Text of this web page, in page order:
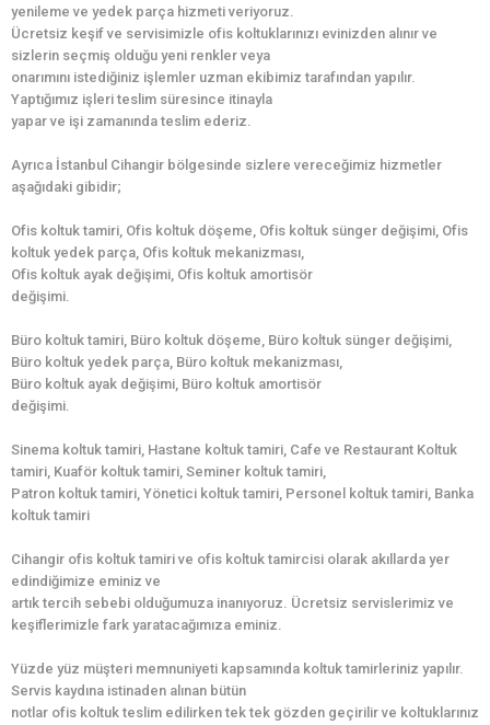
yenileme ve yedek parça hizmeti veriyoruz.
Ücretsiz keşif ve servisimizle ofis koltuklarınızı evinizden alınır ve
sizlerin seçmiş olduğu yeni renkler veya
onarımını istediğiniz işlemler uzman ekibimiz tarafından yapılır.
Yaptığımız işleri teslim süresince itinayla
yapar ve işi zamanında teslim ederiz.
Ayrıca İstanbul Cihangir bölgesinde sizlere vereceğimiz hizmetler
aşağıdaki gibidir;
Ofis koltuk tamiri, Ofis koltuk döşeme, Ofis koltuk sünger değişimi, Ofis
koltuk yedek parça, Ofis koltuk mekanizması,
Ofis koltuk ayak değişimi, Ofis koltuk amortisör
değişimi.
Büro koltuk tamiri, Büro koltuk döşeme, Büro koltuk sünger değişimi,
Büro koltuk yedek parça, Büro koltuk mekanizması,
Büro koltuk ayak değişimi, Büro koltuk amortisör
değişimi.
Sinema koltuk tamiri, Hastane koltuk tamiri, Cafe ve Restaurant Koltuk
tamiri, Kuaför koltuk tamiri, Seminer koltuk tamiri,
Patron koltuk tamiri, Yönetici koltuk tamiri, Personel koltuk tamiri, Banka
koltuk tamiri
Cihangir ofis koltuk tamiri ve ofis koltuk tamircisi olarak akıllarda yer
edindiğimize eminiz ve
artık tercih sebebi olduğumuza inanıyoruz. Ücretsiz servislerimiz ve
keşiflerimizle fark yaratacağımıza eminiz.
Yüzde yüz müşteri memnuniyeti kapsamında koltuk tamirleriniz yapılır.
Servis kaydına istinaden alınan bütün
notlar ofis koltuk teslim edilirken tek tek gözden geçirilir ve koltuklarınız